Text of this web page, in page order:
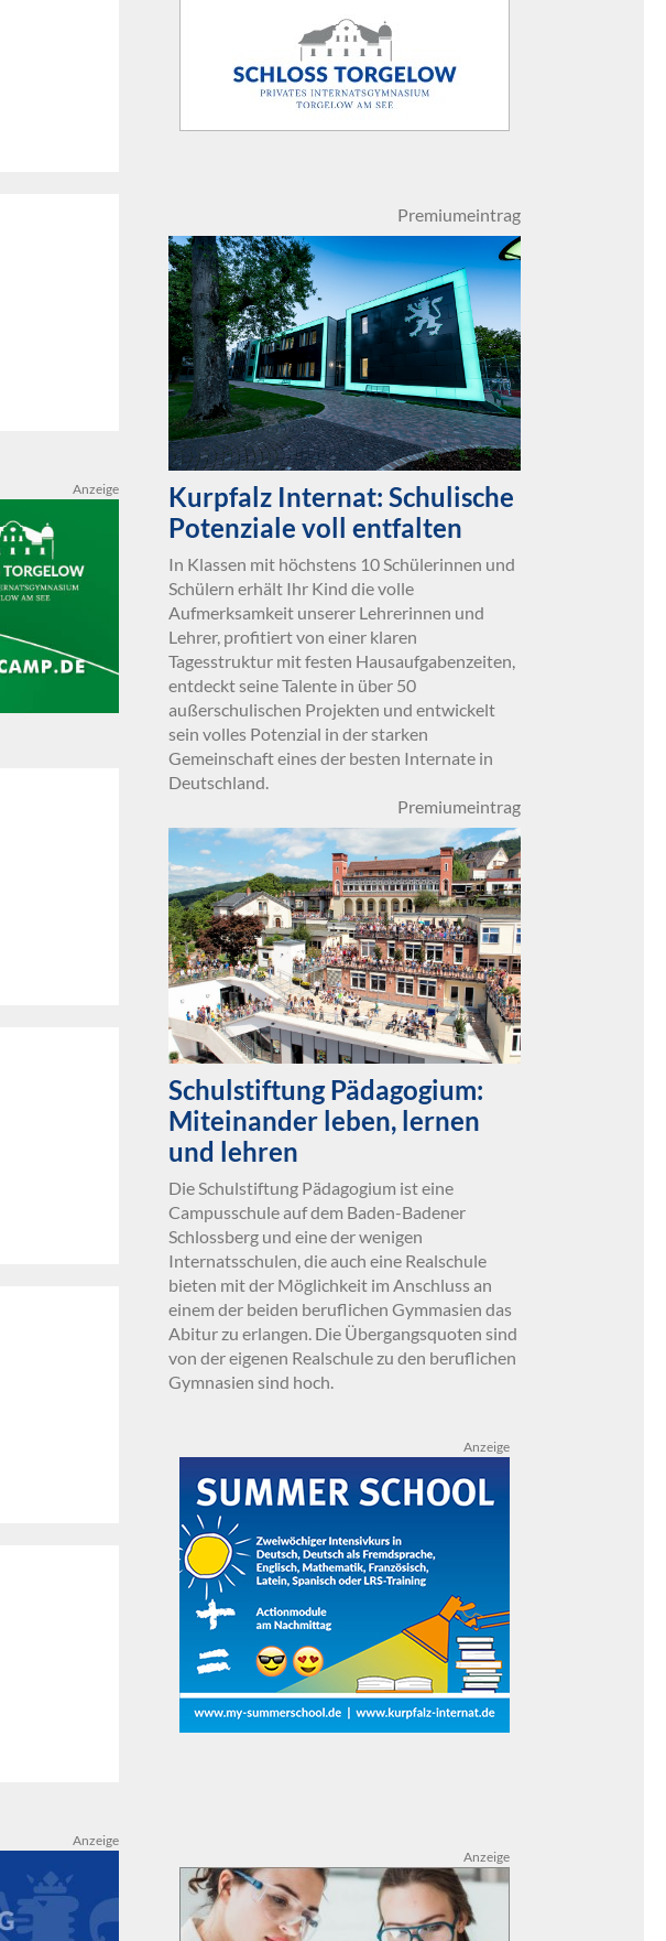
Anzeige
Anzeige
Premiumeintrag
Kurpfalz Internat: Schulische
Potenziale voll entfalten
In Klassen mit höchstens 10 Schülerinnen und
Schülern erhält Ihr Kind die volle
Aufmerksamkeit unserer Lehrerinnen und
Lehrer, profitiert von einer klaren
Tagesstruktur mit festen Hausaufgabenzeiten,
entdeckt seine Talente in über 50
außerschulischen Projekten und entwickelt
sein volles Potenzial in der starken
Gemeinschaft eines der besten Internate in
Deutschland.
Premiumeintrag
Schulstiftung Pädagogium:
Miteinander leben, lernen
und lehren
Die Schulstiftung Pädagogium ist eine
Campusschule auf dem Baden-Badener
Schlossberg und eine der wenigen
Internatsschulen, die auch eine Realschule
bieten mit der Möglichkeit im Anschluss an
einem der beiden beruflichen Gymmasien das
Abitur zu erlangen. Die Übergangsquoten sind
von der eigenen Realschule zu den beruflichen
Gymnasien sind hoch.
Anzeige
Anzeige